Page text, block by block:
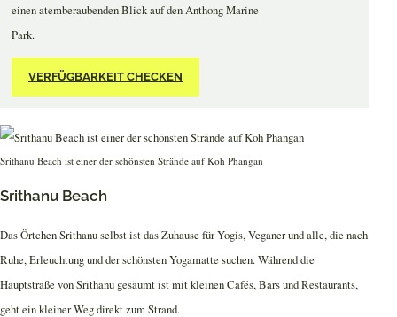
einen atemberaubenden Blick auf den Anthong Marine
Park.
VERFÜGBARKEIT CHECKEN
Srithanu Beach ist einer der schönsten Strände auf Koh Phangan
Srithanu Beach
Das Örtchen Srithanu selbst ist das Zuhause für Yogis, Veganer und alle, die nach
Ruhe, Erleuchtung und der schönsten Yogamatte suchen. Während die
Hauptstraße von Srithanu gesäumt ist mit kleinen Cafés, Bars und Restaurants,
geht ein kleiner Weg direkt zum Strand.